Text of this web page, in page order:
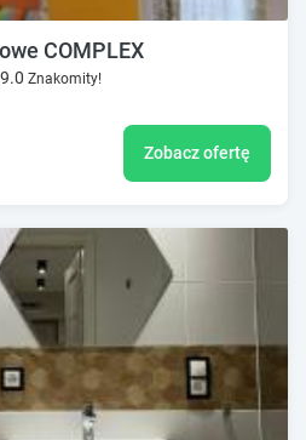
COMPLEX
9.0 Znakomity!
Zobacz ofertę